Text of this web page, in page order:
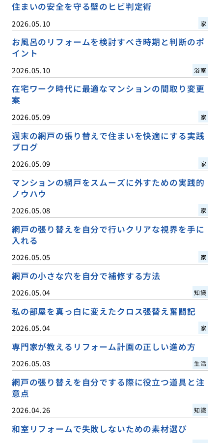
住まいの安全を守る壁のヒビ判定術
2026.05.10 家
お風呂のリフォームを検討すべき時期と判断のポ
イント
2026.05.10 浴室
在宅ワーク時代に最適なマンションの間取り変更
案
2026.05.09 家
週末の網戸の張り替えで住まいを快適にする実践
ブログ
2026.05.09 家
マンションの網戸をスムーズに外すための実践的
ノウハウ
2026.05.08 家
網戸の張り替えを自分で行いクリアな視界を手に
入れる
2026.05.05 家
網戸の小さな穴を自分で補修する方法
2026.05.04 知識
私の部屋を真っ白に変えたクロス張替え奮闘記
2026.05.04 家
専門家が教えるリフォーム計画の正しい進め方
2026.05.03 生活
網戸の張り替えを自分でする際に役立つ道具と注
意点
2026.04.26 知識
和室リフォームで失敗しないための素材選び